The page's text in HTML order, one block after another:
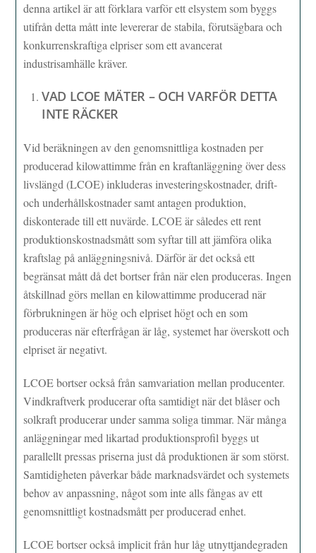
denna artikel är att förklara varför ett elsystem som byggs
utifrån detta mått inte levererar de stabila, förutsägbara och
konkurrenskraftiga elpriser som ett avancerat
industrisamhälle kräver.
VAD LCOE MÄTER – OCH VARFÖR DETTA
INTE RÄCKER
Vid beräkningen av den genomsnittliga kostnaden per
producerad kilowattimme från en kraftanläggning över dess
livslängd (LCOE) inkluderas investeringskostnader, drift-
och underhållskostnader samt antagen produktion,
diskonterade till ett nuvärde. LCOE är således ett rent
produktionskostnadsmått som syftar till att jämföra olika
kraftslag på anläggningsnivå. Därför är det också ett
begränsat mått då det bortser från när elen produceras. Ingen
åtskillnad görs mellan en kilowattimme producerad när
förbrukningen är hög och elpriset högt och en som
produceras när efterfrågan är låg, systemet har överskott och
elpriset är negativt.
LCOE bortser också från samvariation mellan producenter.
Vindkraftverk producerar ofta samtidigt när det blåser och
solkraft producerar under samma soliga timmar. När många
anläggningar med likartad produktionsprofil byggs ut
parallellt pressas priserna just då produktionen är som störst.
Samtidigheten påverkar både marknadsvärdet och systemets
behov av anpassning, något som inte alls fångas av ett
genomsnittligt kostnadsmått per producerad enhet.
LCOE bortser också implicit från hur låg utnyttjandegraden